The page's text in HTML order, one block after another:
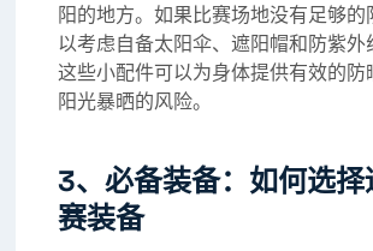
阳的地方。如果比赛场地没有足够的
以考虑自备太阳伞、遮阳帽和防紫外
这些小配件可以为身体提供有效的防
阳光暴晒的风险。
3、必备装备：如何选
赛装备